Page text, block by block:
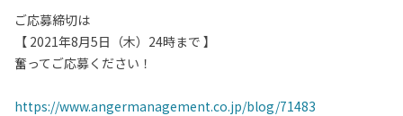
ご応募締切は
【 2021年8月5日（木）24時まで 】
奮ってご応募ください！
https://www.angermanagement.co.jp/blog/71483